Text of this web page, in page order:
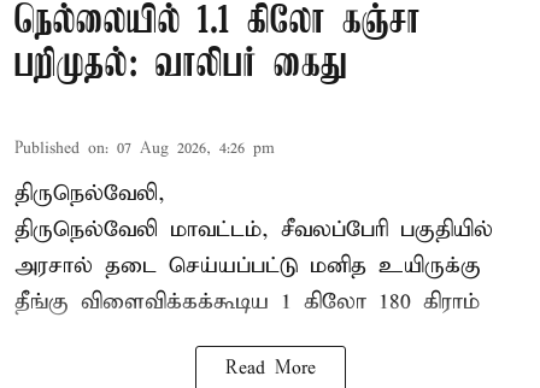
நெல்லையில் 1.1 கிலோ கஞ்சா
பறிமுதல்: வாலிபர் கைது
Published on: 07 Aug 2026, 4:26 pm
திருநெல்வேலி,
திருநெல்வேலி மாவட்டம், சீவலப்பேரி பகுதியில்
அரசால் தடை செய்யப்பட்டு மனித உயிருக்கு
தீங்கு விளைவிக்கக்கூடிய 1 கிலோ 180 கிராம்
Read More